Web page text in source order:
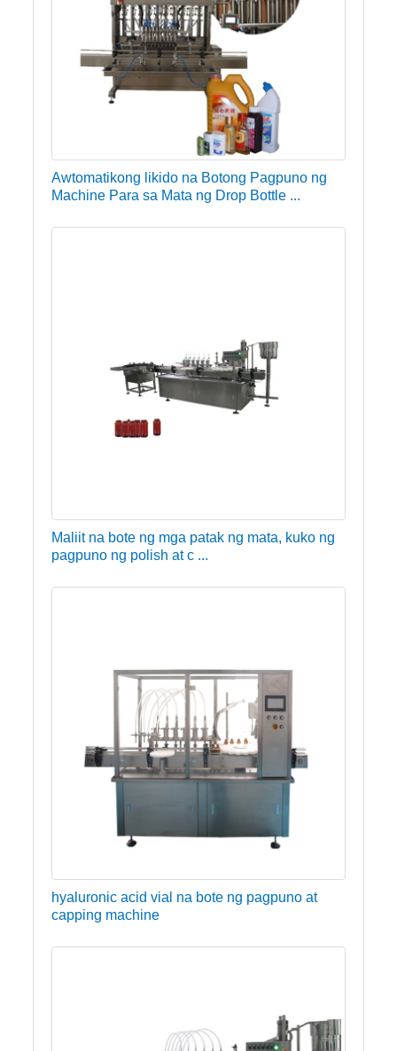
Awtomatikong likido na Botong Pagpuno ng
Machine Para sa Mata ng Drop Bottle ...
Maliit na bote ng mga patak ng mata, kuko ng
pagpuno ng polish at c ...
hyaluronic acid vial na bote ng pagpuno at
capping machine